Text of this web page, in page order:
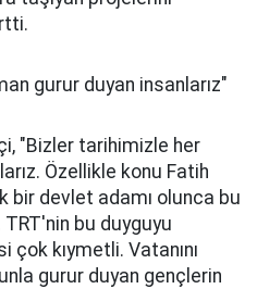
gurur duyan insanlarız"
"Bizler tarihimizle her
Özellikle konu Fatih
bir devlet adamı olunca bu
TRT'nin bu duyguyu
kıymetli. Vatanını
gurur duyan gençlerin